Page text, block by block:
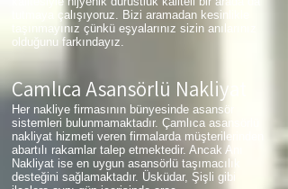
tutmaya çalışıyoruz. Bizi aramadan kesinlikle
taşınmayınız çünkü eşyalarınız sizin anılarınız
olduğunu farkındayız.
Çamlıca Asansörlü Nakliyat
Her nakliye firmasının bünyesinde asansör
sistemleri bulunmamaktadır. Çamlıca asansörlü
nakliyat hizmeti veren firmalarda müşterilerinden
abartılı rakamlar talep etmektedir. Ancak Anı
Nakliyat ise en uygun asansörlü taşımacılık
desteğini sağlamaktadır. Üsküdar, Şişli gibi